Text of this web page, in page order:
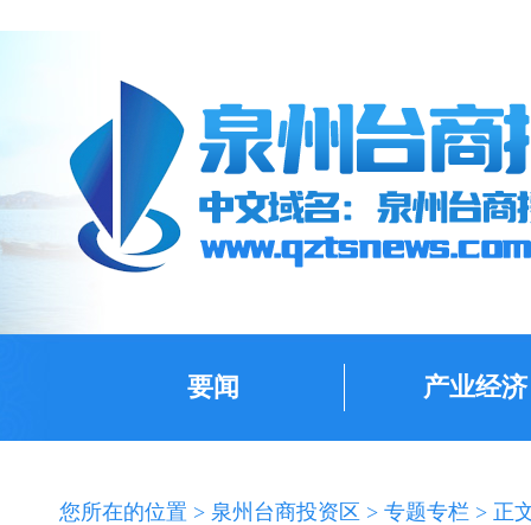
要闻 产业经济
您所在的位置 > 泉州台商投资区 > 专题专栏 > 正